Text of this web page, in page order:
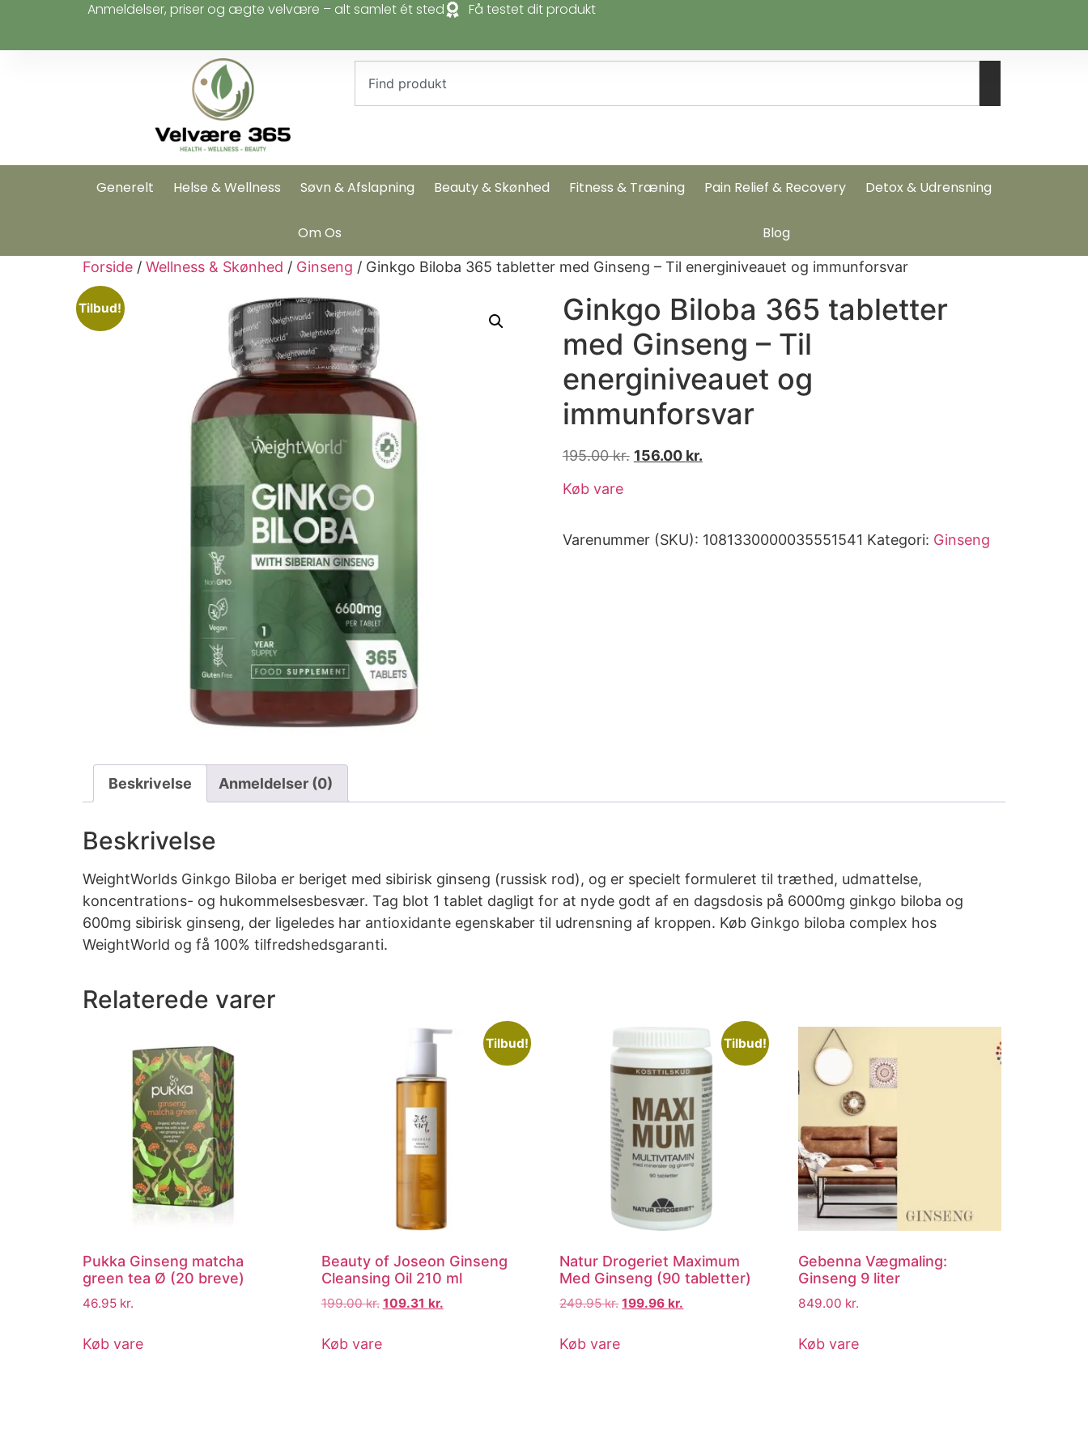
Anmeldelser, priser og ægte velvære – alt samlet ét sted Få testet dit produkt
Generelt Helse & Wellness Søvn & Afslapning Beauty & Skønhed Fitness & Træning Pain Relief & Recovery Detox & Udrensning
Om Os Blog
Forside / Wellness & Skønhed / Ginseng / Ginkgo Biloba 365 tabletter med Ginseng – Til energiniveauet og immunforsvar
Tilbud!
Ginkgo Biloba 365 tabletter
med Ginseng – Til
energiniveauet og
immunforsvar
195.00kr. 156.00 kr.
Køb vare
Varenummer (SKU): 1081330000035551541 Kategori: Ginseng
Beskrivelse Anmeldelser (0)
Beskrivelse
WeightWorlds Ginkgo Biloba er beriget med sibirisk ginseng (russisk rod), og er specielt formuleret til træthed, udmattelse,
koncentrations- og hukommelsesbesvær. Tag blot 1 tablet dagligt for at nyde godt af en dagsdosis på 6000mg ginkgo biloba og
600mg sibirisk ginseng, der ligeledes har antioxidante egenskaber til udrensning af kroppen. Køb Ginkgo biloba complex hos
WeightWorld og få 100% tilfredshedsgaranti.
Relaterede varer
Pukka Ginseng matcha
green tea Ø (20 breve)
46.95 kr.
Køb vare
Tilbud!
Beauty of Joseon Ginseng
Cleansing Oil 210 ml
199.00kr. 109.31 kr.
Køb vare
Tilbud!
Natur Drogeriet Maximum
Med Ginseng (90 tabletter)
249.95kr. 199.96 kr.
Køb vare
Gebenna Vægmaling:
Ginseng 9 liter
849.00 kr.
Køb vare